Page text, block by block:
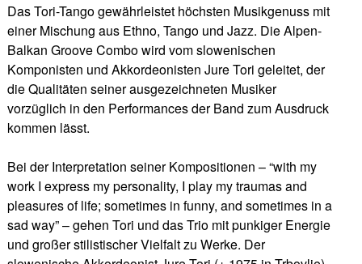
Das Tori-Tango gewährleistet höchsten Musikgenuss mit
einer Mischung aus Ethno, Tango und Jazz. Die Alpen-
Balkan Groove Combo wird vom slowenischen
Komponisten und Akkordeonisten Jure Tori geleitet, der
die Qualitäten seiner ausgezeichneten Musiker
vorzüglich in den Performances der Band zum Ausdruck
kommen lässt.
Bei der Interpretation seiner Kompositionen – “with my
work I express my personality, I play my traumas and
pleasures of life; sometimes in funny, and sometimes in a
sad way” – gehen Tori und das Trio mit punkiger Energie
und großer stilistischer Vielfalt zu Werke. Der